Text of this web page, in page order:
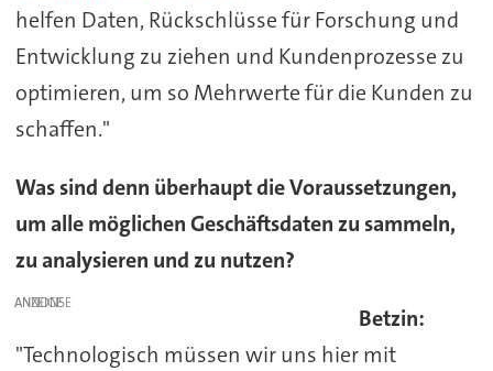
helfen Daten, Rückschlüsse für Forschung und
Entwicklung zu ziehen und Kundenprozesse zu
optimieren, um so Mehrwerte für die Kunden zu
schaffen."
Was sind denn überhaupt die Voraussetzungen,
um alle möglichen Geschäftsdaten zu sammeln,
zu analysieren und zu nutzen?
ANZEIGE
Betzin:
"Technologisch müssen wir uns hier mit